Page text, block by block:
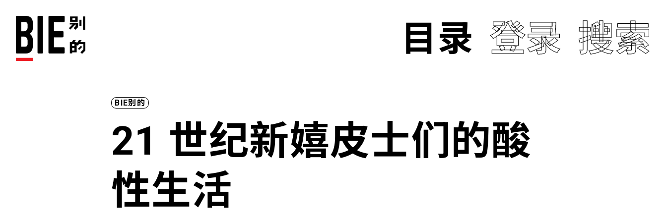
目录 登录 搜索
BIE别的
21 世纪新嬉皮士们的酸
性生活